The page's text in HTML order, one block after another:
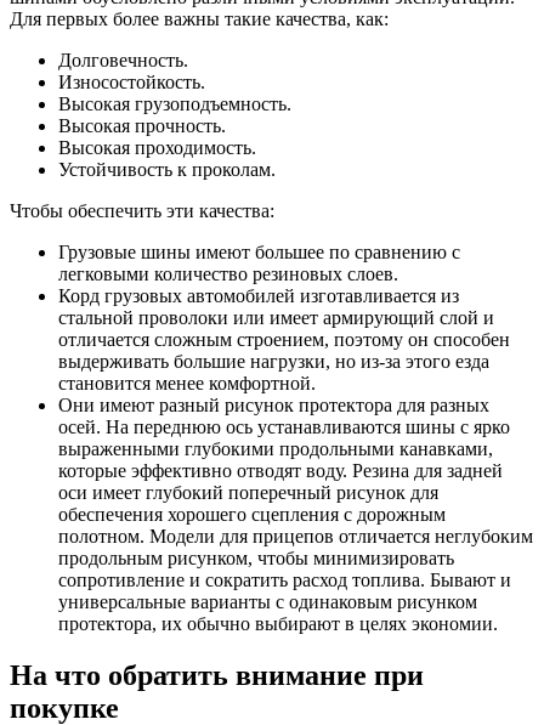
Для первых более важны такие качества, как:
Долговечность.
Износостойкость.
Высокая грузоподъемность.
Высокая прочность.
Высокая проходимость.
Устойчивость к проколам.
Чтобы обеспечить эти качества:
Грузовые шины имеют большее по сравнению с
легковыми количество резиновых слоев.
Корд грузовых автомобилей изготавливается из
стальной проволоки или имеет армирующий слой и
отличается сложным строением, поэтому он способен
выдерживать большие нагрузки, но из-за этого езда
становится менее комфортной.
Они имеют разный рисунок протектора для разных
осей. На переднюю ось устанавливаются шины с ярко
выраженными глубокими продольными канавками,
которые эффективно отводят воду. Резина для задней
оси имеет глубокий поперечный рисунок для
обеспечения хорошего сцепления с дорожным
полотном. Модели для прицепов отличается неглубоким
продольным рисунком, чтобы минимизировать
сопротивление и сократить расход топлива. Бывают и
универсальные варианты с одинаковым рисунком
протектора, их обычно выбирают в целях экономии.
На что обратить внимание при
покупке